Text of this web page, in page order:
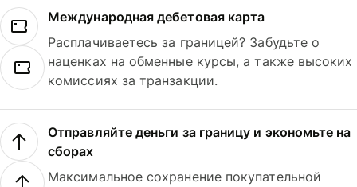
Международная дебетовая карта
Расплачиваетесь за границей? Забудьте о
наценках на обменные курсы, а также высоких
комиссиях за транзакции.
Отправляйте деньги за границу и экономьте на
сборах
Максимальное сохранение покупательной